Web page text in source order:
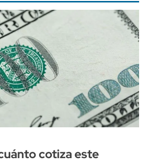
cotiza este